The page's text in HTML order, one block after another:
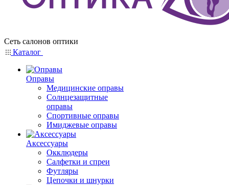
Сеть салонов оптики
Каталог
Оправы
Медицинские оправы
Солнцезащитные
оправы
Спортивные оправы
Имиджевые оправы
Аксессуары
Окклюдеры
Салфетки и спреи
Футляры
Цепочки и шнурки